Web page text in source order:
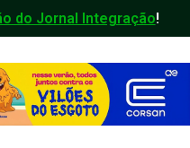
do Jornal Integração!